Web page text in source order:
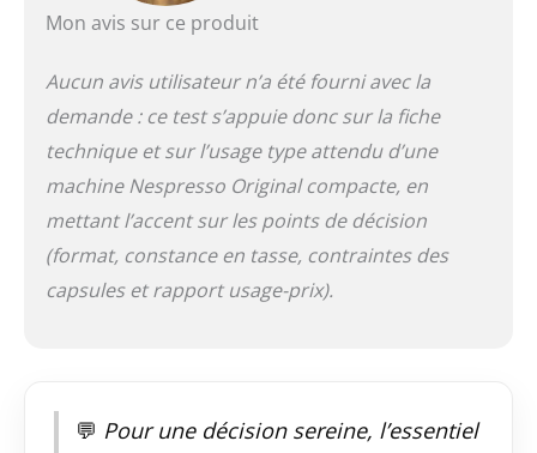
contribuer à la
l’environnement et à
la réduction des
toutes les capsules
Nespresso sont
recyclables. Toutes
les capsules en
aluminium collectées
par Nespresso sont
recyclées
Mon avis sur ce produit
Aucun avis utilisateur n’a été fourni avec la
demande : ce test s’appuie donc sur la fiche
technique et sur l’usage type attendu d’une
machine Nespresso Original compacte, en
mettant l’accent sur les points de décision
(format, constance en tasse, contraintes des
capsules et rapport usage-prix).
💬 Pour une décision sereine, l’essentiel